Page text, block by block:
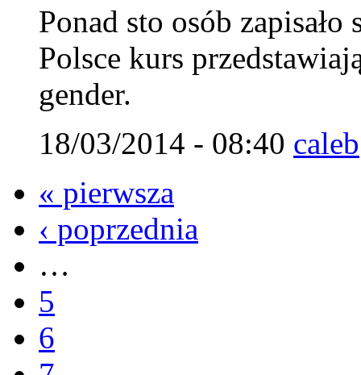
Ponad sto osób
Polsce kurs
gender.
18/03/2014 - 08:40 caleb
« pierwsza
‹ poprzednia
…
5
6